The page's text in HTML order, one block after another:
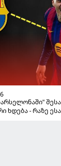
ხდება - რაზე